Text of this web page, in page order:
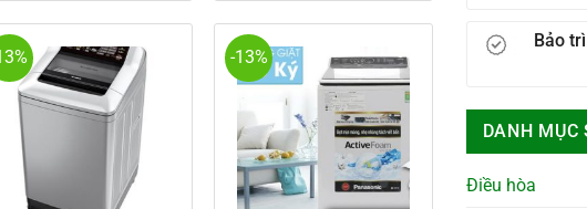
là:
10.750.000₫.
19.600.000₫.là:
16.790.000₫.
-13%
Bảo
DANH MỤC
Điều hòa